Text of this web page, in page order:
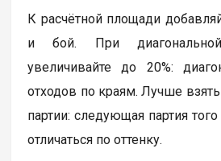
К расчётной площади
и бой. При
увеличивайте до 20%:
отходов по краям. Лучше
партии: следующая партия
отличаться по оттенку.